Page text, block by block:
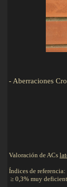
- Aberraciones
Valoración de ACs
Índices de referencia:
≥ 0,3% muy